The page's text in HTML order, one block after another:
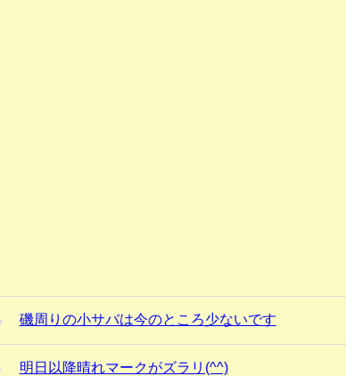
磯周りの小サバは今のところ少ないです
明日以降晴れマークがズラリ(^^)